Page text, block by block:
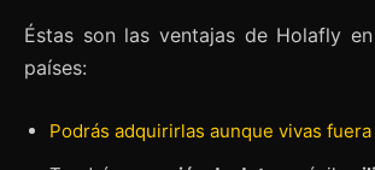
Éstas son las ventajas de Holafly
países:
Podrás adquirirlas aunque vivas fuera